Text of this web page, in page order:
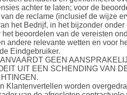
achter te laten; voor de
de reclame (inclusief de wijze
het Bedrijf, in het bijzonder
beoordelen van de vereisten
andere relevante wetten en voor
Eindgebruiker.
GEEN
UIT EEN SCHENDING VAN
Klantenvertellen worden